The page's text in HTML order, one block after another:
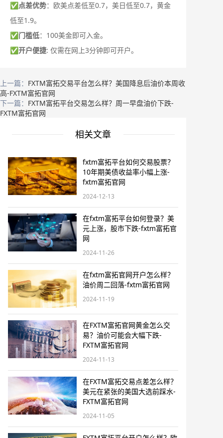
✅点差优势：欧美点差低至0.7，美日低至0.7，黄金
低至1.9。
✅门槛低：100美金即可入金。
✅开户便捷: 仅需在网上3分钟即可开户。
上一篇： FXTM富拓交易平台怎么样？美国降息后油价本周收
高-FXTM富拓官网
下一篇： FXTM富拓平台交易怎么样？周一早盘油价下跌-
FXTM富拓官网
相关文章
fxtm富拓平台如何交易股票？
10年期美债收益率小幅上涨-
fxtm富拓官网
2024-12-13
在fxtm富拓平台如何登录？美
元上涨，股市下跌-fxtm富拓官
网
2024-11-26
在fxtm富拓官网开户怎么样？
油价周二回落-fxtm富拓官网
2024-11-19
在FXTM富拓官网黄金怎么交
易？油价可能会大幅下跌-
FXTM富拓官网
2024-11-13
在FXTM富拓交易点差怎么样？
美元在紧张的美国大选前踩水-
FXTM富拓官网
2024-11-05